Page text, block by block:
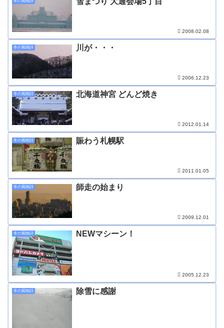
冬の風物詩
2008.02.08
冬の風物詩 川が・・・
2006.12.23
冬の風物詩 北海道神宮 どんど焼き
2012.01.14
冬の風物詩 賑わう札幌駅
2011.01.05
冬の風物詩 師走の始まり
2009.12.01
冬の風物詩 NEWマシーン！
2005.12.23
冬の風物詩 除雪に感謝